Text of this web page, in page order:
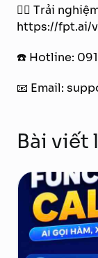
👉🏻 Trải
https://fpt.ai/
☎️ Hotline:
📧 Email:
Bài viết